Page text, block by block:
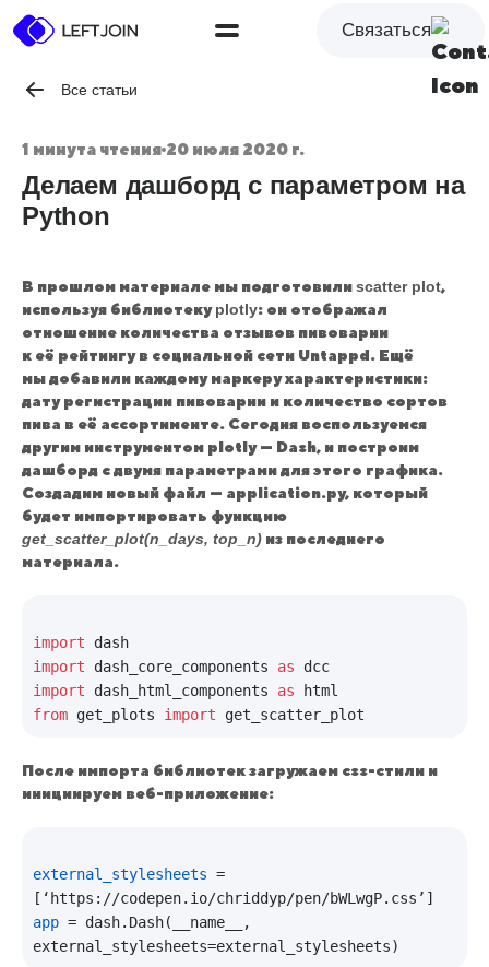
Связаться
Все статьи
1 минута чтения 20 июля 2020 г.
Делаем дашборд с параметром на
Python
В прошлом материале мы подготовилиscatter plot,
используя библиотекуplotly: он отображал
отношение количества отзывов пивоварни
к её рейтингу в социальной сети Untappd. Ещё
мы добавили каждому маркеру характеристики:
дату регистрации пивоварни и количество сортов
пива в её ассортименте. Сегодня воспользуемся
другим инструментом plotly — Dash, и построим
дашборд с двумя параметрами для этого графика.
Создадим новый файл — application.py, который
будет импортировать функцию
get_scatter_plot(n_days, top_n) из последнего
материала.
import
import dash_core_components as
import dash_html_components as
from get_plots import
После импорта библиотек загружаем css-стили и
инициируем веб-приложение:
external_stylesheets =
app = dash.Dash(__name__,